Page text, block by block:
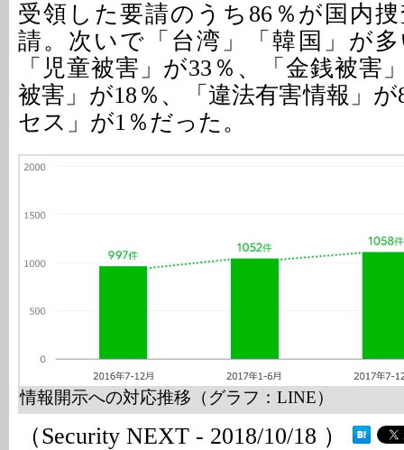
受領した要請のうち86％が国内
請。次いで「台湾」「韓国」が
「児童被害」が33％、「金銭被害
被害」が18％、「違法有害情報」
セス」が1％だった。
情報開示への対応推移（グラフ：LINE）
（Security NEXT - 2018/10/18 ）